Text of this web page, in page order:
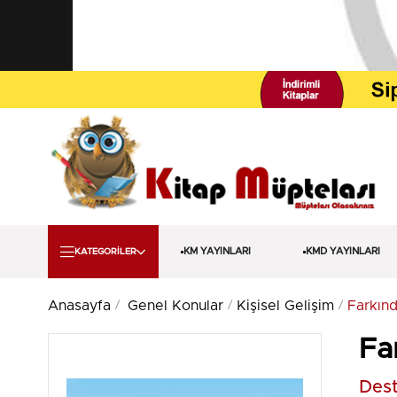
KATEGORİLER KM YAYINLARI KMD YAYINLARI
Anasayfa Genel Konular Kişisel Gelişim